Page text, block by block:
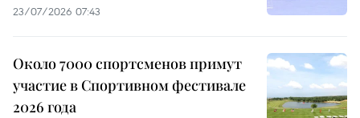
23/07/2026 07:43
Около 7000 спортсменов примут
участие в Спортивном фестивале
2026 года